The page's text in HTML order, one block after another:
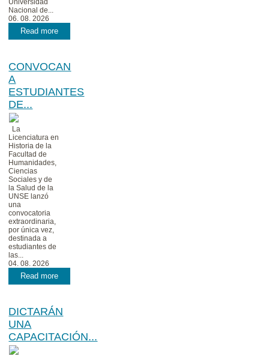
Universidad
Nacional de...
06. 08. 2026
Read more
CONVOCAN
A
ESTUDIANTES
DE...
La
Licenciatura en
Historia de la
Facultad de
Humanidades,
Ciencias
Sociales y de
la Salud de la
UNSE lanzó
una
convocatoria
extraordinaria,
por única vez,
destinada a
estudiantes de
las...
04. 08. 2026
Read more
DICTARÁN
UNA
CAPACITACIÓN...